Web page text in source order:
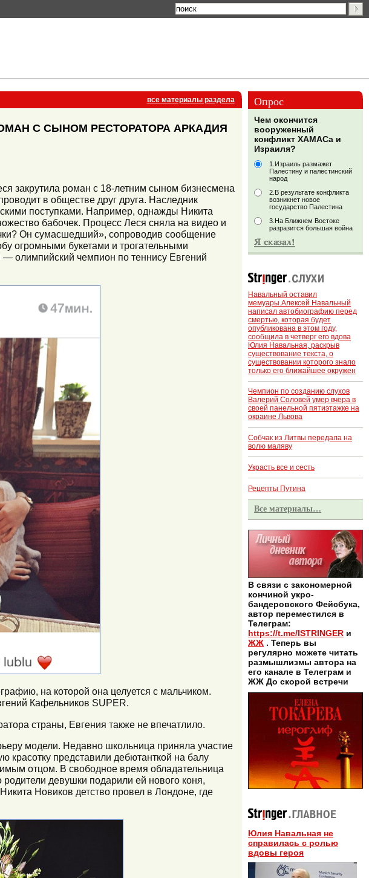
все материалы раздела
С СЫНОМ РЕСТОРАТОРА АРКАДИЯ
закрутила роман с 18-летним сыном бизнесмена
в обществе друг друга. Наследник
поступками. Например, однажды Никита
бабочек. Процесс Леся сняла на видео и
Он сумасшедший», сопроводив сообщение
огромными букетами и трогательными
олимпийский чемпион по теннису Евгений
на которой она целуется с мальчиком.
Кафельников SUPER.
страны, Евгения также не впечатлило.
модели. Недавно школьница приняла участие
красотку представили дебютанткой на балу
отцом. В свободное время обладательница
девушки подарили ей нового коня,
Новиков детство провел в Лондоне, где
Опрос
Чем окончится
вооруженный
конфликт ХАМАСа и
Израиля?
1.Израиль размажет
Палестину и палестинский
народ
2.В результате конфликта
возникнет новое
государство Палестина
3.На Ближнем Востоке
разразится большая война
Навальный оставил
мемуары.Алексей Навальный
написал автобиографию перед
смертью, которая будет
опубликована в этом году,
сообщила в четверг его вдова
Юлия Навальная, раскрыв
существование текста, о
существовании которого знало
только его ближайшее окружен
Чемпион по созданию слухов
Валерий Соловей умер вчера в
своей панельной пятиэтажке на
окраине Львова
Собчак из Литвы передала на
волю маляву
Украсть все и сесть
Рецепты Путина
Все материалы…
В связи с закономерной
кончиной укро-
бандеровского Фейсбука,
автор переместился в
Телеграм:
https://t.me/ISTRINGER и
ЖЖ . Теперь вы
регулярно можете читать
размышлизмы автора на
его канале в Телеграм и
ЖЖ До скорой встречи
Юлия Навальная не
справилась с ролью
вдовы героя